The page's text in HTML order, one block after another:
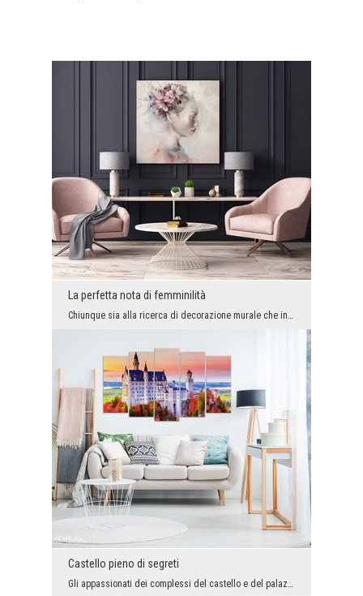
La perfetta nota di femminilità
Chiunque sia alla ricerca di decorazione murale che in un modo ideale coniuga in sé la modernità ...
Castello pieno di segreti
Gli appassionati dei complessi del castello e del palazzo saranno sicuramente felici quando vedra...